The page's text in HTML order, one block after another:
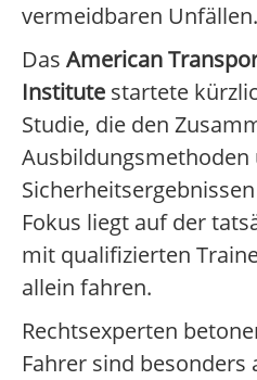
vermeidbaren Unfällen.
Das American
Institute startete
Studie, die den
Ausbildungsmethoden
Fokus liegt auf der
mit qualifizierten
allein fahren.
Rechtsexperten
Fahrer sind besonders